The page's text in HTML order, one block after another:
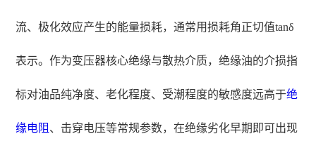
流、极化效应产生的能量损耗，通常用损耗角正切值tanδ
表示。作为变压器核心绝缘与散热介质，绝缘油的介损指
标对油品纯净度、老化程度、受潮程度的敏感度远高于绝
缘电阻 、击穿电压等常规参数，在绝缘劣化早期即可出现